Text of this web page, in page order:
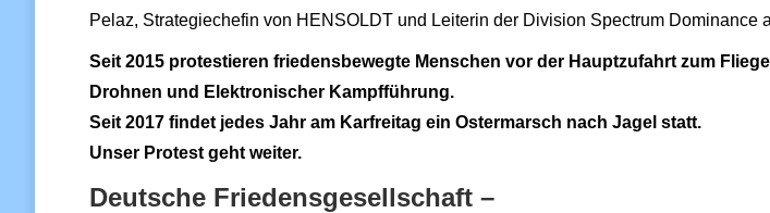
Pelaz, Strategiechefin von HENSOLDT und Leiterin der Division Spectrum Dominance
Seit 2015 protestieren friedensbewegte Menschen vor der Hauptzufahrt zum
Drohnen und Elektronischer Kampfführung.
Seit 2017 findet jedes Jahr am Karfreitag ein Ostermarsch nach Jagel statt.
Unser Protest geht weiter.
Deutsche Friedensgesellschaft –